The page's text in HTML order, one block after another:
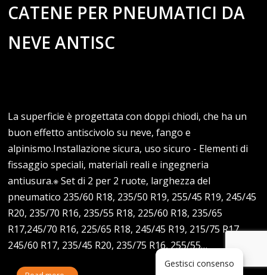
CATENE PER PNEUMATICI DA
NEVE ANTISC
La superficie è progettata con doppi chiodi, che ha un
buon effetto antiscivolo su neve, fango e
alpinismo.Installazione sicura, uso sicuro - Elementi di
fissaggio speciali, materiali reali e ingegneria
antiusura.※ Set di 2 per 2 ruote, larghezza del
pneumatico 235/60 R18, 235/50 R19, 255/45 R19, 245/45
R20, 235/70 R16, 235/55 R18, 225/60 R18, 235/65
R17,245/70 R16, 225/65 R18, 245/45 R19, 215/75 R17,
245/60 R17, 235/45 R20, 235/75 R16, 255/55…
Gestisci consenso